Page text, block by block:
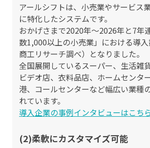
アールシフトは、小売業やサービス
に特化したシステムです。
おかげさまで2020年〜2026年と7年
数1,000以上の小売業」における導
商工リサーチ調べ）となりました。
全国展開しているスーパー、生活雑
ビデオ店、衣料品店、ホームセンタ
港、コールセンターなど幅広い業種
れています。
導入企業の事例インタビューはこち
(2)柔軟にカスタマイズ可能